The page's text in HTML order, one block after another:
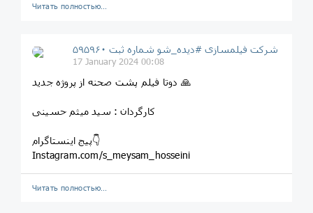
Читать полностью…
شرکت فیلمسازی #دیده_شو شماره ثبت ۵۹۵۹۶۰
17 January 2024 00:08
دوتا فیلم پشت صحنه از پروژه جدید 🙏
کارگردان : سید میثم حسینی
پیج اینستاگرام👇
Instagram.com/s_meysam_hosseini
Читать полностью…